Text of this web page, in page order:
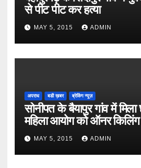
से पीट पीट कर हत्या
MAY 5, 2015 ADMIN
अपराध बडी ख़बर ब्रेकिंग न्यूज़
सोनीपत के बैयापुर गांव में
महिला आयोग को ऑनर
MAY 5, 2015 ADMIN